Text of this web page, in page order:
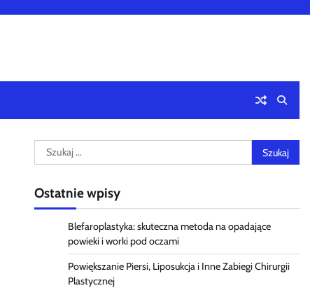
Szukaj:
Ostatnie wpisy
Blefaroplastyka: skuteczna metoda na opadające
powieki i worki pod oczami
Powiększanie Piersi, Liposukcja i Inne Zabiegi Chirurgii
Plastycznej